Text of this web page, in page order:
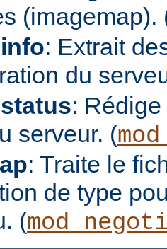
(imagemap).
: Extrait
du
:
serveur. (
: Traite le
de type
(